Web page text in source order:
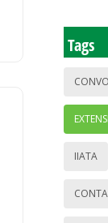
Tags
IIATA